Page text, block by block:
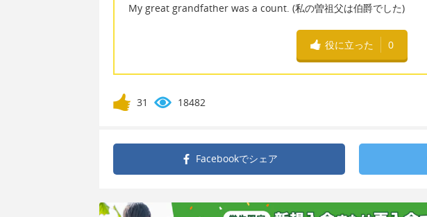
My great grandfather was a count. (私の曽祖父は伯爵でした)
役に立った 0
31 18482
Facebookでシェア